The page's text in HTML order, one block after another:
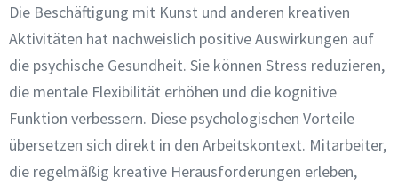
Die Beschäftigung mit Kunst und anderen kreativen
Aktivitäten hat nachweislich positive Auswirkungen auf
die psychische Gesundheit. Sie können Stress reduzieren,
die mentale Flexibilität erhöhen und die kognitive
Funktion verbessern. Diese psychologischen Vorteile
übersetzen sich direkt in den Arbeitskontext. Mitarbeiter,
die regelmäßig kreative Herausforderungen erleben,